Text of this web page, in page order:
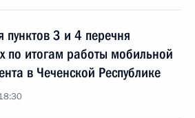
пунктов 3 и 4 перечня
по итогам работы мобильной
в Чеченской Республике